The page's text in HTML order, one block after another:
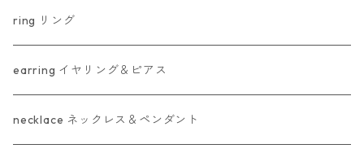
ring リング
earring イヤリング＆ピアス
necklace ネックレス＆ペンダント